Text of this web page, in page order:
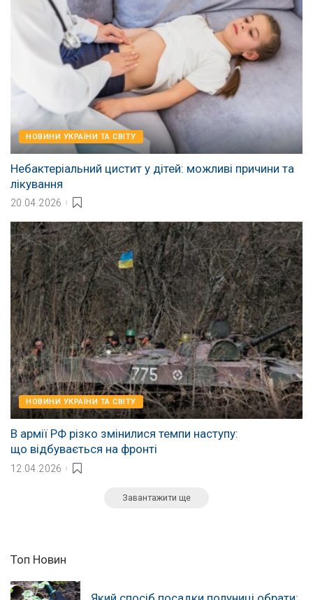
НОВИНИ УКРАЇНИ ТА СВІТУ
Небактеріальний цистит у дітей: можливі причини та
лікування
20.04.2026
НОВИНИ УКРАЇНИ ТА СВІТУ
В армії РФ різко змінилися темпи наступу:
що відбувається на фронті
12.04.2026
Завантажити ще
Топ Новин